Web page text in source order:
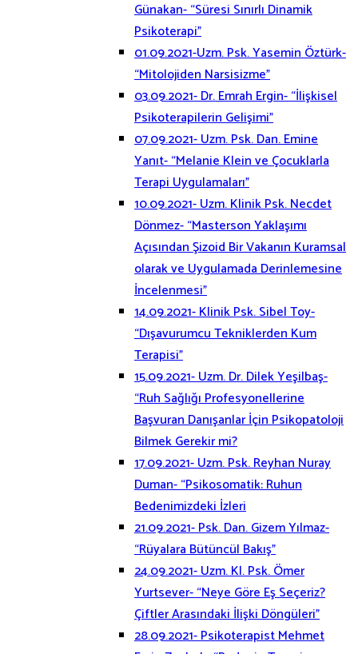
Günakan- “Süresi Sınırlı Dinamik
Psikoterapi”
01.09.2021-Uzm. Psk. Yasemin Öztürk-
“Mitolojiden Narsisizme”
03.09.2021- Dr. Emrah Ergin- “İlişkisel
Psikoterapilerin Gelişimi”
07.09.2021- Uzm. Psk. Dan. Emine
Yanıt- “Melanie Klein ve Çocuklarla
Terapi Uygulamaları”
10.09.2021- Uzm. Klinik Psk. Necdet
Dönmez- “Masterson Yaklaşımı
Açısından Şizoid Bir Vakanın Kuramsal
olarak ve Uygulamada Derinlemesine
İncelenmesi”
14.09.2021- Klinik Psk. Sibel Toy-
“Dışavurumcu Tekniklerden Kum
Terapisi”
15.09.2021- Uzm. Dr. Dilek Yeşilbaş-
“Ruh Sağlığı Profesyonellerine
Başvuran Danışanlar İçin Psikopatoloji
Bilmek Gerekir mi?
17.09.2021- Uzm. Psk. Reyhan Nuray
Duman- “Psikosomatik: Ruhun
Bedenimizdeki İzleri
21.09.2021- Psk. Dan. Gizem Yılmaz-
“Rüyalara Bütüncül Bakış”
24.09.2021- Uzm. Kl. Psk. Ömer
Yurtsever- “Neye Göre Eş Seçeriz?
Çiftler Arasındaki İlişki Döngüleri”
28.09.2021- Psikoterapist Mehmet